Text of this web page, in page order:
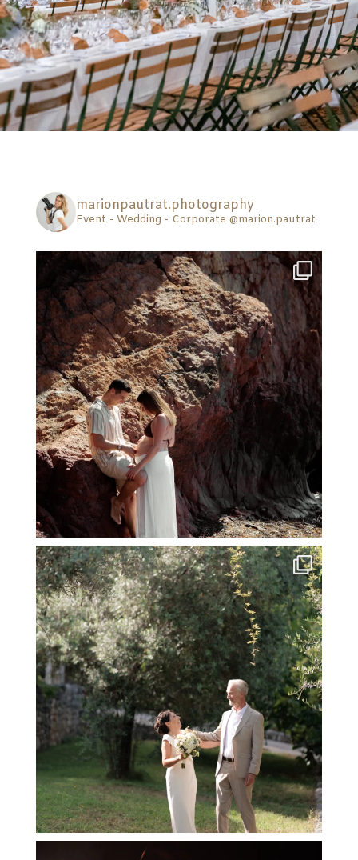
marionpautrat.photography
Event - Wedding - Corporate @marion.pautrat